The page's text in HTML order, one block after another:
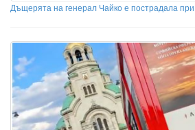
Дъщерята на генерал Чайко е пострадала